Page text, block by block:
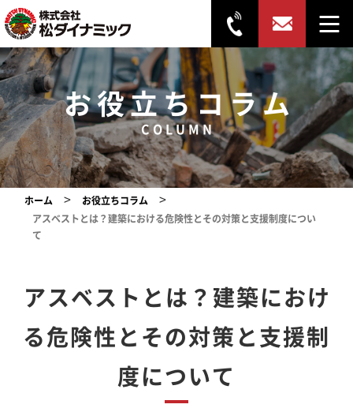
お役立ちコラム
COLUMN
ホーム > お役立ちコラム >
アスベストとは？建築における危険性とその対策と支援制度につい
て
アスベストとは？建築におけ
る危険性とその対策と支援制
度について